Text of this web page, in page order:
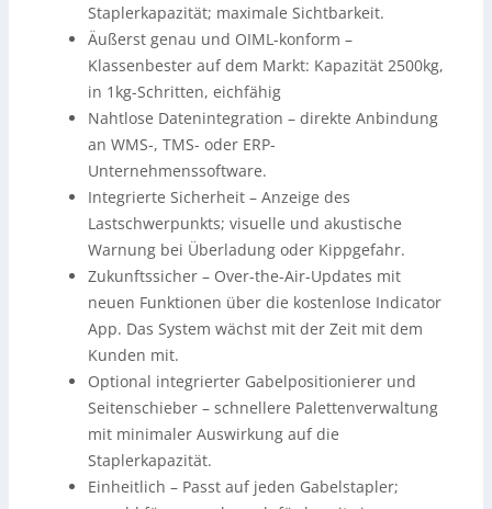
Staplerkapazität; maximale Sichtbarkeit.
Äußerst genau und OIML-konform –
Klassenbester auf dem Markt: Kapazität 2500kg,
in 1kg-Schritten, eichfähig
Nahtlose Datenintegration – direkte Anbindung
an WMS-, TMS- oder ERP-
Unternehmenssoftware.
Integrierte Sicherheit – Anzeige des
Lastschwerpunkts; visuelle und akustische
Warnung bei Überladung oder Kippgefahr.
Zukunftssicher – Over-the-Air-Updates mit
neuen Funktionen über die kostenlose Indicator
App. Das System wächst mit der Zeit mit dem
Kunden mit.
Optional integrierter Gabelpositionierer und
Seitenschieber – schnellere Palettenverwaltung
mit minimaler Auswirkung auf die
Staplerkapazität.
Einheitlich – Passt auf jeden Gabelstapler;